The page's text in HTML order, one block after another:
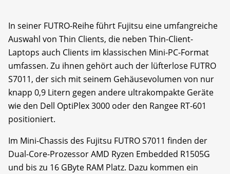
In seiner FUTRO-Reihe führt Fujitsu eine umfangreiche
Auswahl von Thin Clients, die neben Thin-Client-
Laptops auch Clients im klassischen Mini-PC-Format
umfassen. Zu ihnen gehört auch der lüfterlose FUTRO
S7011, der sich mit seinem Gehäusevolumen von nur
knapp 0,9 Litern gegen andere ultrakompakte Geräte
wie den Dell OptiPlex 3000 oder den Rangee RT-601
positioniert.
Im Mini-Chassis des Fujitsu FUTRO S7011 finden der
Dual-Core-Prozessor AMD Ryzen Embedded R1505G
und bis zu 16 GByte RAM Platz. Dazu kommen ein